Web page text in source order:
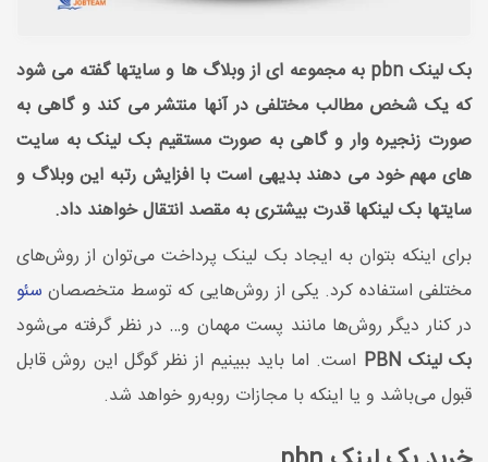
بک لینک pbn به مجموعه ای از وبلاگ ها و سایتها گفته می شود
که یک شخص مطالب مختلفی در آنها منتشر می کند و گاهی به
صورت زنجیره وار و گاهی به صورت مستقیم بک لینک به سایت
های مهم خود می دهند بدیهی است با افزایش رتبه این وبلاگ و
سایتها بک لینکها قدرت بیشتری به مقصد انتقال خواهند داد.
برای اینکه بتوان به ایجاد بک لینک پرداخت می‌توان از روش‌های
مختلفی استفاده کرد. یکی از روش‌‎هایی که توسط متخصصان
سئو
در کنار دیگر روش‌ها مانند پست مهمان و… در نظر گرفته می‌شود
بک لینک PBN
است. اما باید ببینیم از نظر گوگل این روش‌ قابل
قبول می‌باشد و یا اینکه با مجازات روبه‌رو خواهد شد.